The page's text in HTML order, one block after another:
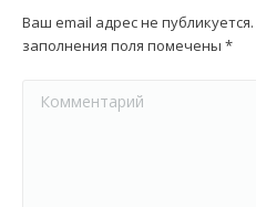
Ваш email адрес не
заполнения поля помечены *